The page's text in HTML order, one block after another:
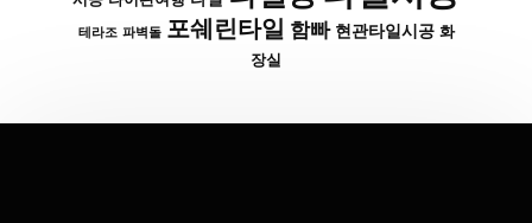
테라조 파벽돌 포쉐린타일 함빠 현관타일시공 화
장실